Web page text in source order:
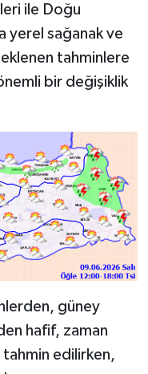
ile Doğu
yerel sağanak ve
tahminlere
bir değişiklik
güney
hafif, zaman
edilirken,